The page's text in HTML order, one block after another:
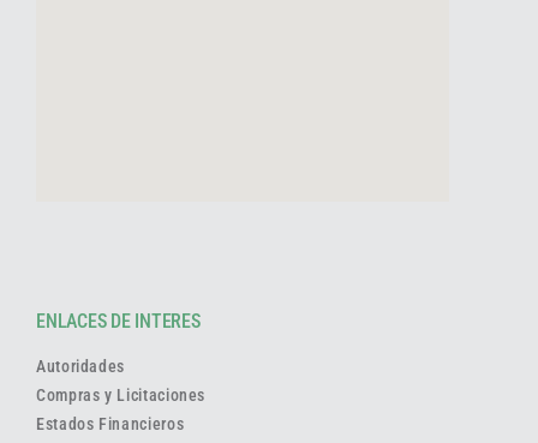
ENLACES DE INTERES
Autoridades
Compras y Licitaciones
Estados Financieros